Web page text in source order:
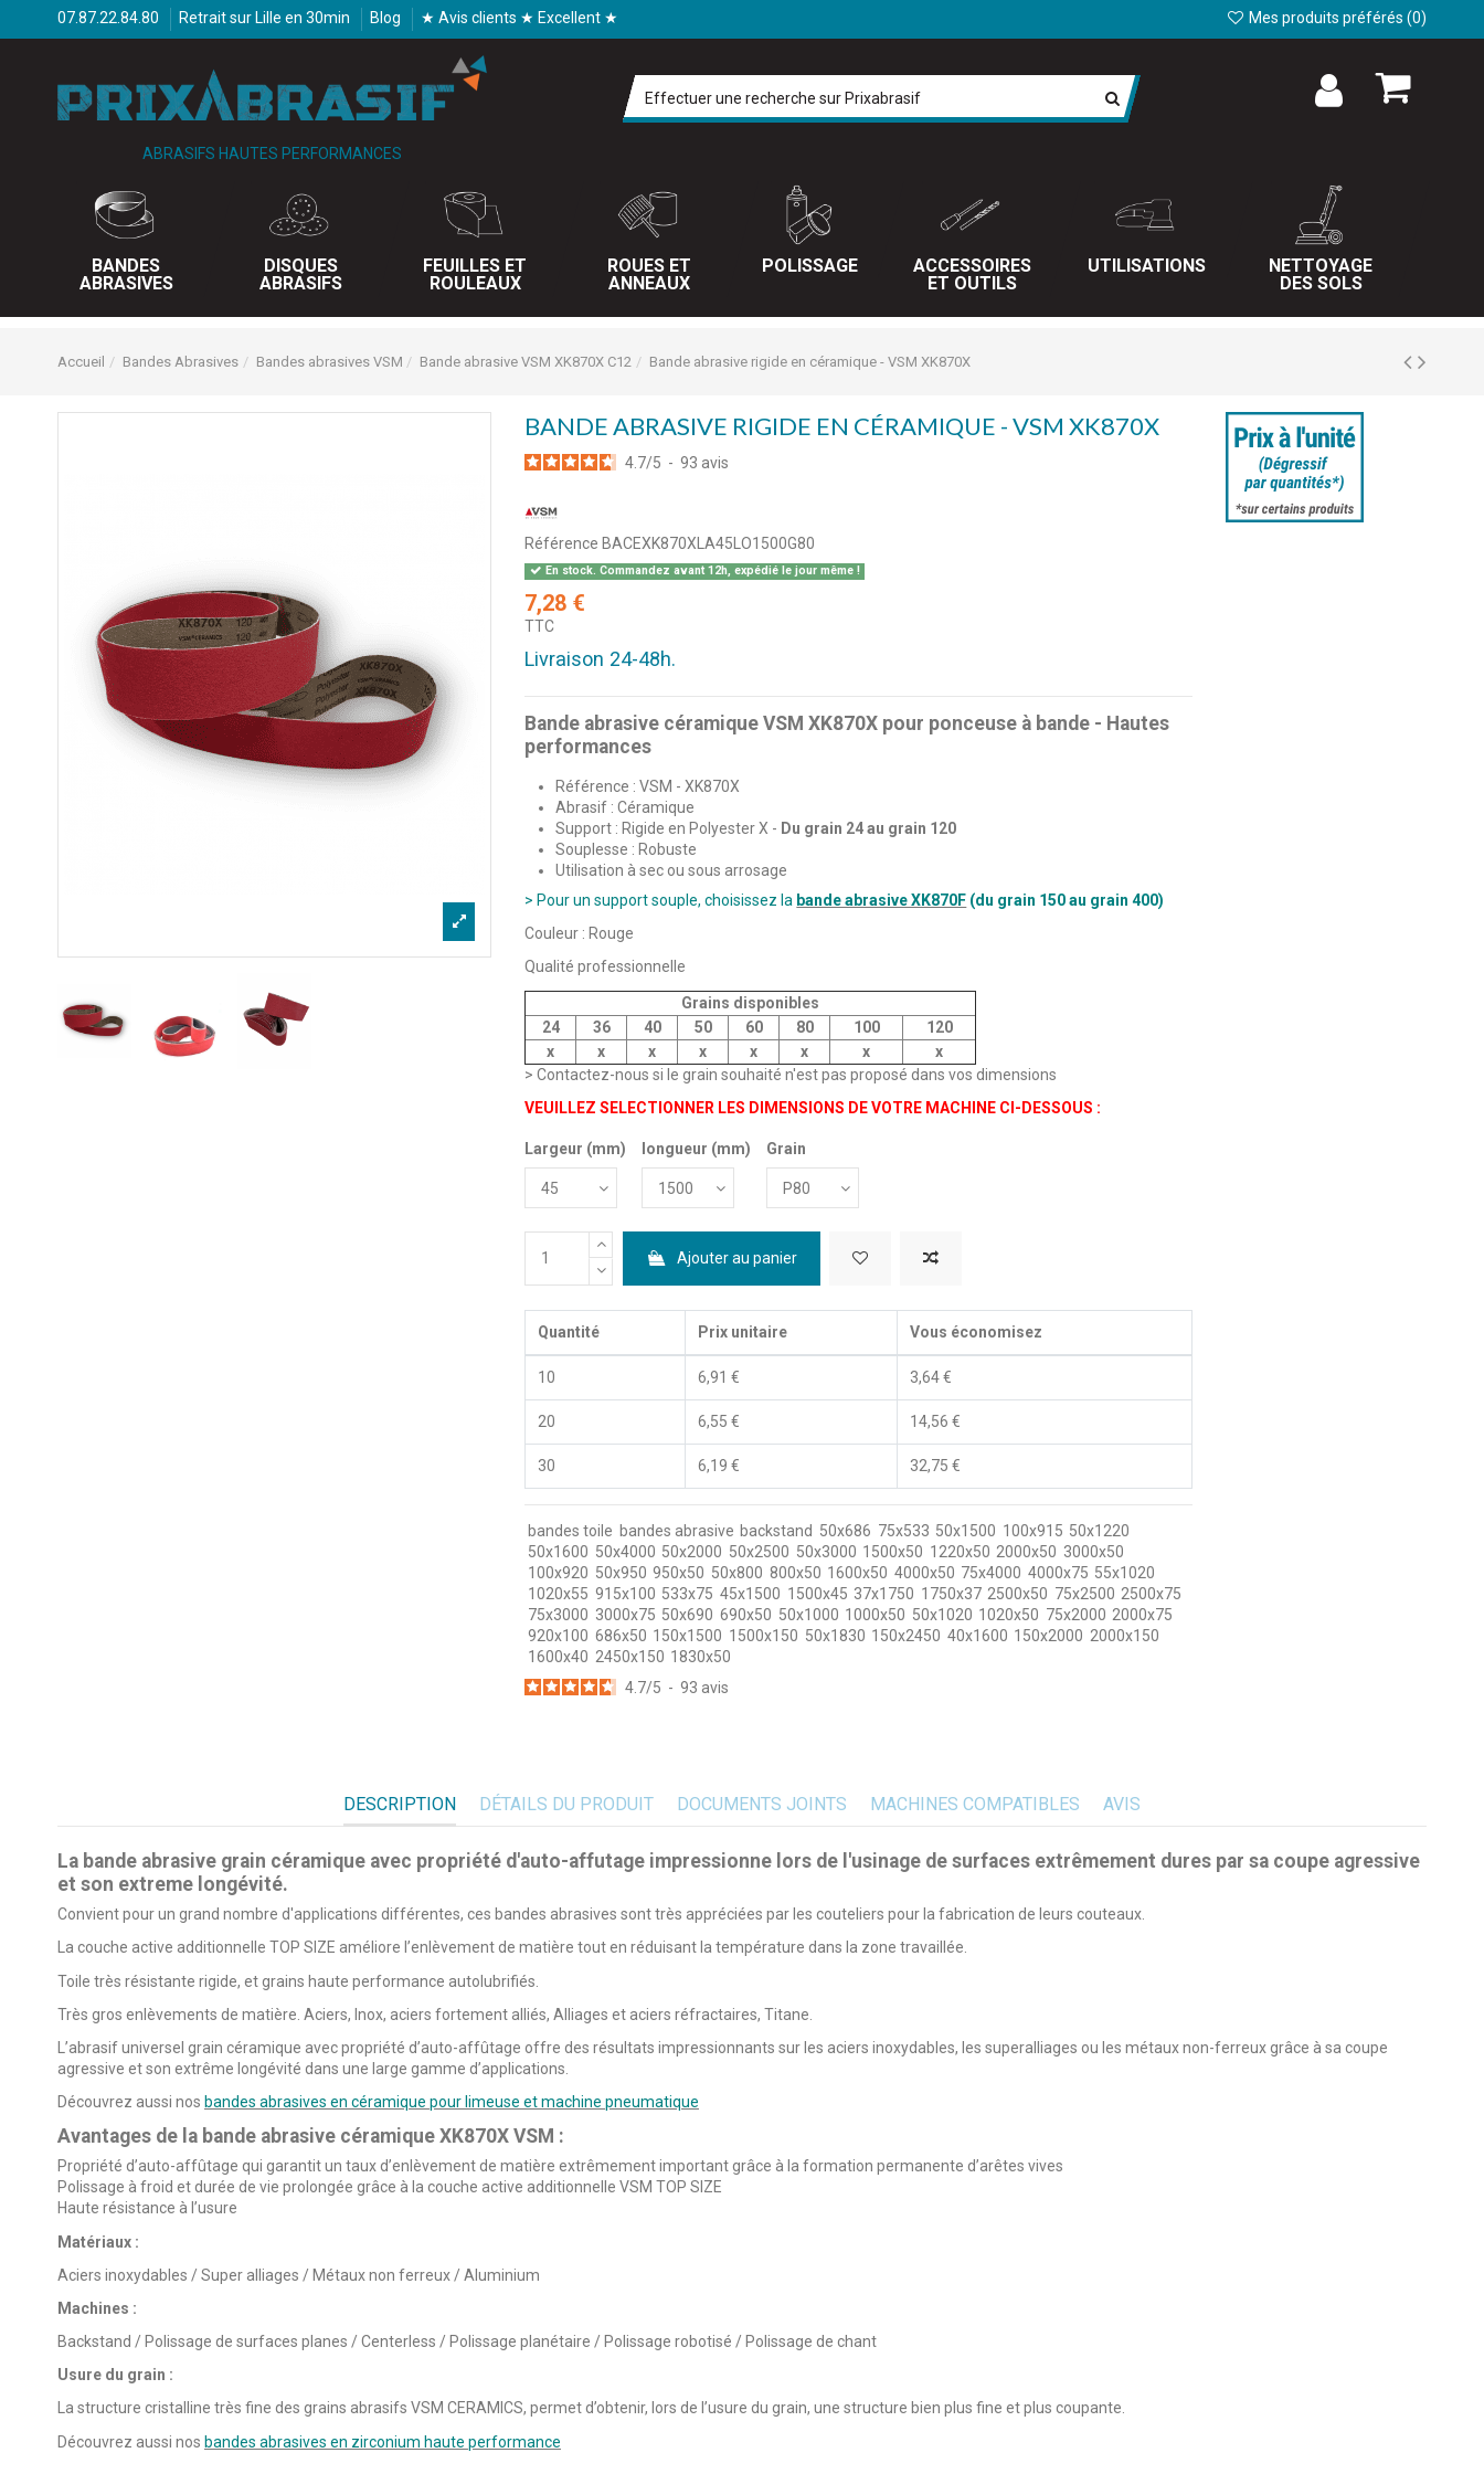
07.87.22.84.80 Retrait sur Lille en 30min Blog ★ Avis clients ★ Excellent ★ Mes produits préférés (0)
ABRASIFS HAUTES PERFORMANCES
BANDES
ABRASIVES
DISQUES
ABRASIFS
FEUILLES ET
ROULEAUX
ROUES ET
ANNEAUX
POLISSAGE
ACCESSOIRES
ET OUTILS
UTILISATIONS
NETTOYAGE
DES SOLS
Accueil Bandes Abrasives Bandes abrasives VSM Bande abrasive VSM XK870X C12 Bande abrasive rigide en céramique - VSM XK870X
BANDE ABRASIVE RIGIDE EN CÉRAMIQUE - VSM XK870X
4.7/5 - 93 avis
Référence BACEXK870XLA45LO1500G80
En stock. Commandez avant 12h, expédié le jour même !
7,28 €
TTC
Livraison 24-48h.
Bande abrasive céramique VSM XK870X pour ponceuse à bande - Hautes
performances
Référence : VSM - XK870X
Abrasif : Céramique
Support : Rigide en Polyester X - Du grain 24 au grain 120
Souplesse : Robuste
Utilisation à sec ou sous arrosage
> Pour un support souple, choisissez la bande abrasive XK870F (du grain 150 au grain 400)
Couleur : Rouge
Qualité professionnelle
Grains disponibles
24
36 40 50 60 80 100
120
x
x x x x x x
x
> Contactez-nous si le grain souhaité n'est pas proposé dans vos dimensions
VEUILLEZ SELECTIONNER LES DIMENSIONS DE VOTRE MACHINE CI-DESSOUS :
Largeur (mm) longueur (mm) Grain
Ajouter au panier
Quantité Prix unitaire Vous économisez
10 6,91 € 3,64 €
20 6,55 € 14,56 €
30 6,19 € 32,75 €
bandes toile bandes abrasive backstand 50x686 75x533 50x1500 100x915 50x1220
50x1600 50x4000 50x2000 50x2500 50x3000 1500x50 1220x50 2000x50 3000x50
100x920 50x950 950x50 50x800 800x50 1600x50 4000x50 75x4000 4000x75 55x1020
1020x55 915x100 533x75 45x1500 1500x45 37x1750 1750x37 2500x50 75x2500 2500x75
75x3000 3000x75 50x690 690x50 50x1000 1000x50 50x1020 1020x50 75x2000 2000x75
920x100 686x50 150x1500 1500x150 50x1830 150x2450 40x1600 150x2000 2000x150
1600x40 2450x150 1830x50
4.7/5 - 93 avis
DESCRIPTION DÉTAILS DU PRODUIT DOCUMENTS JOINTS MACHINES COMPATIBLES AVIS
La bande abrasive grain céramique avec propriété d'auto-affutage impressionne lors de l'usinage de surfaces extrêmement dures par sa coupe agressive
et son extreme longévité.
Convient pour un grand nombre d'applications différentes, ces bandes abrasives sont très appréciées par les couteliers pour la fabrication de leurs couteaux.
La couche active additionnelle TOP SIZE améliore l’enlèvement de matière tout en réduisant la température dans la zone travaillée.
Toile très résistante rigide, et grains haute performance autolubrifiés.
Très gros enlèvements de matière. Aciers, Inox, aciers fortement alliés, Alliages et aciers réfractaires, Titane.
L’abrasif universel grain céramique avec propriété d’auto-affûtage offre des résultats impressionnants sur les aciers inoxydables, les superalliages ou les métaux non-ferreux grâce à sa coupe
agressive et son extrême longévité dans une large gamme d’applications.
Découvrez aussi nos bandes abrasives en céramique pour limeuse et machine pneumatique
Avantages de la bande abrasive céramique XK870X VSM :
Propriété d’auto-affûtage qui garantit un taux d’enlèvement de matière extrêmement important grâce à la formation permanente d’arêtes vives
Polissage à froid et durée de vie prolongée grâce à la couche active additionnelle VSM TOP SIZE
Haute résistance à l’usure
Matériaux :
Aciers inoxydables / Super alliages / Métaux non ferreux / Aluminium
Machines :
Backstand / Polissage de surfaces planes / Centerless / Polissage planétaire / Polissage robotisé / Polissage de chant
Usure du grain :
La structure cristalline très fine des grains abrasifs VSM CERAMICS, permet d’obtenir, lors de l’usure du grain, une structure bien plus fine et plus coupante.
Découvrez aussi nos bandes abrasives en zirconium haute performance